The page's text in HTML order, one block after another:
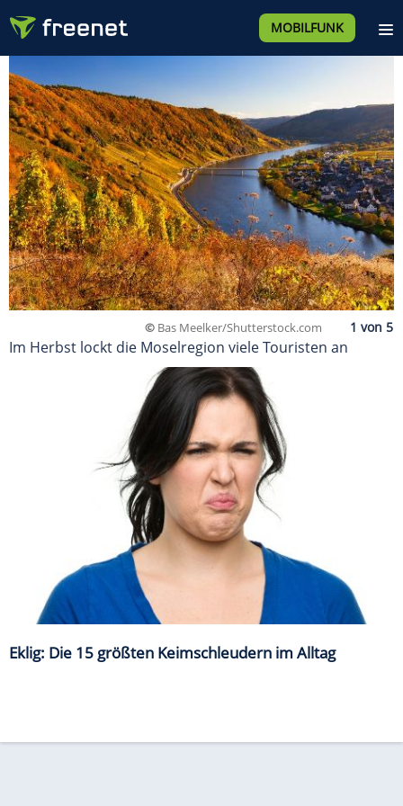
MOBILFUNK
© Bas Meelker/Shutterstock.com
Im Herbst lockt die Moselregion viele Touristen an
Eklig: Die 15 größten Keimschleudern im Alltag